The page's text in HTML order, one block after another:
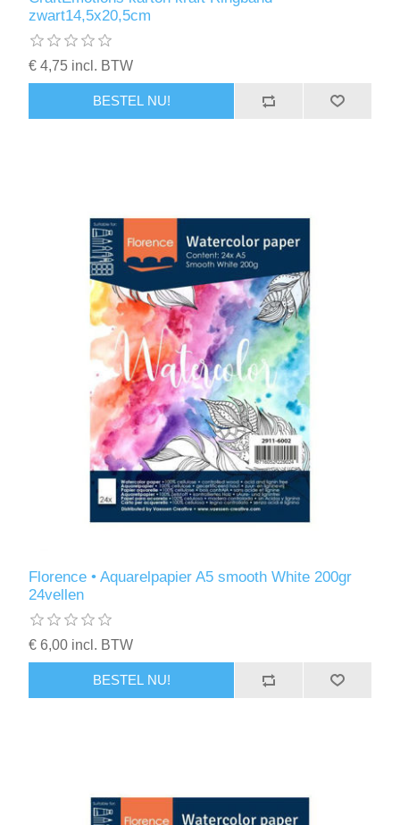
zwart14,5x20,5cm
€ 4,75 incl. BTW
BESTEL NU!
Florence • Aquarelpapier A5 smooth White 200gr
24vellen
€ 6,00 incl. BTW
BESTEL NU!